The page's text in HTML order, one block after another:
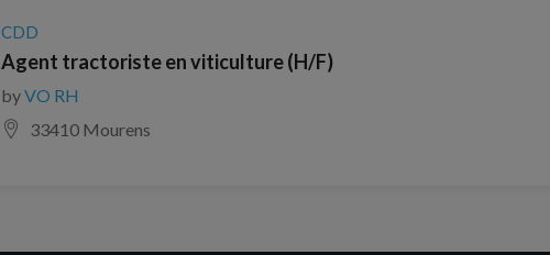
CDD
Agent tractoriste en viticulture (H/F)
byVO RH
33410 Mourens